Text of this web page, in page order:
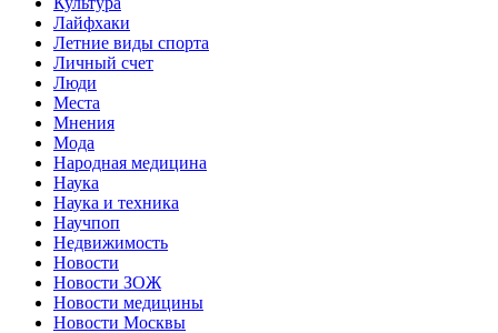
Лайфхаки
Летние виды спорта
Личный счет
Люди
Места
Мнения
Мода
Народная медицина
Наука
Наука и техника
Научпоп
Недвижимость
Новости
Новости ЗОЖ
Новости медицины
Новости Москвы